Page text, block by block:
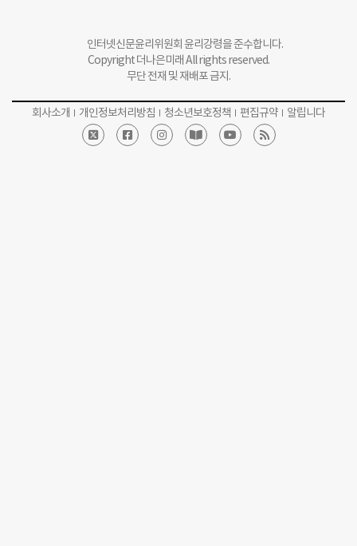
개인정보처리방침 청소년보호정책 편집규약